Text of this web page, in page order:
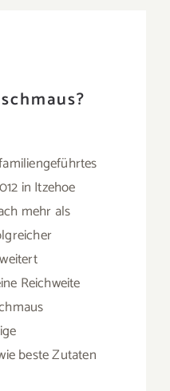
in Itzehoe
mehr als
Reichweite
beste Zutaten